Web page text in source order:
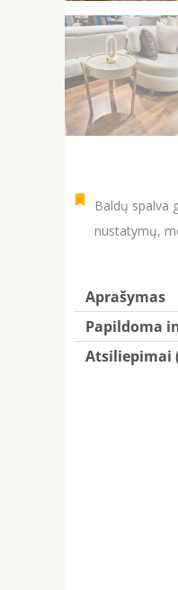
Baldų spalva
nustatymų,
Aprašymas
Papildoma
Atsiliepimai